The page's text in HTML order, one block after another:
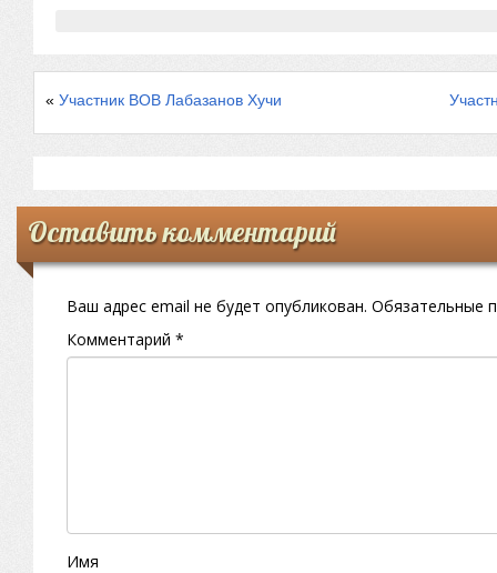
« Участник ВОВ Лабазанов Хучи
Оставить комментарий
Ваш адрес email не будет опубликован. Обязательные
Комментарий *
Имя